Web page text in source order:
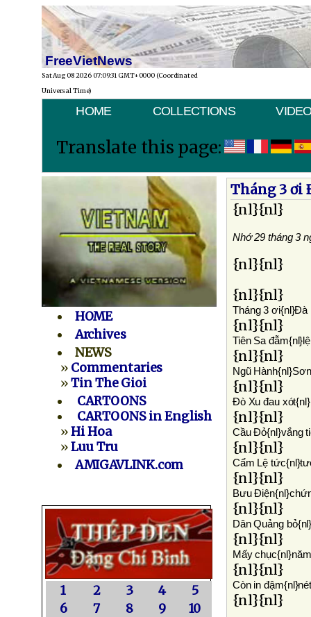
FreeVietNews
Sat Aug 08 2026 07:09:31 GMT+0000 (Coordinated
Universal Time)
HOME COLLECTIONS
Translate this page:
HOME
Archives
NEWS
» Commentaries
»Tin The Gioi
CARTOONS
CARTOONS in English
»Hi Hoa
»Luu Tru
AMIGAVLINK.com
1 2 3 4
5
6
7 8 9
10
Tháng 3 ơi
{nl}{nl}
Nhớ 29 tháng 3
{nl}{nl}
{nl}{nl}
Tháng 3 ơi{nl}Ðà
{nl}{nl}
Tiên Sa
{nl}{nl}
Ngũ
{nl}{nl}
Ðò Xu đau
{nl}{nl}
Cầu Ðỏ{nl}vắng
{nl}{nl}
Cẩm Lệ
{nl}{nl}
Bưu
{nl}{nl}
Dân Quảng
{nl}{nl}
Mấy
{nl}{nl}
Còn in
{nl}{nl}